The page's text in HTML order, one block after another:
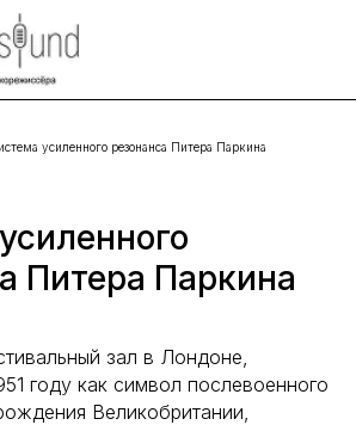
усиленного резонанса Питера Паркина
Питера Паркина
зал в Лондоне,
году как символ послевоенного
Великобритании,